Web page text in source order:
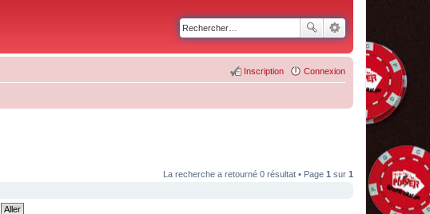
Connexion
Inscription
La recherche a retourné 0 résultat • Page 1 sur 1